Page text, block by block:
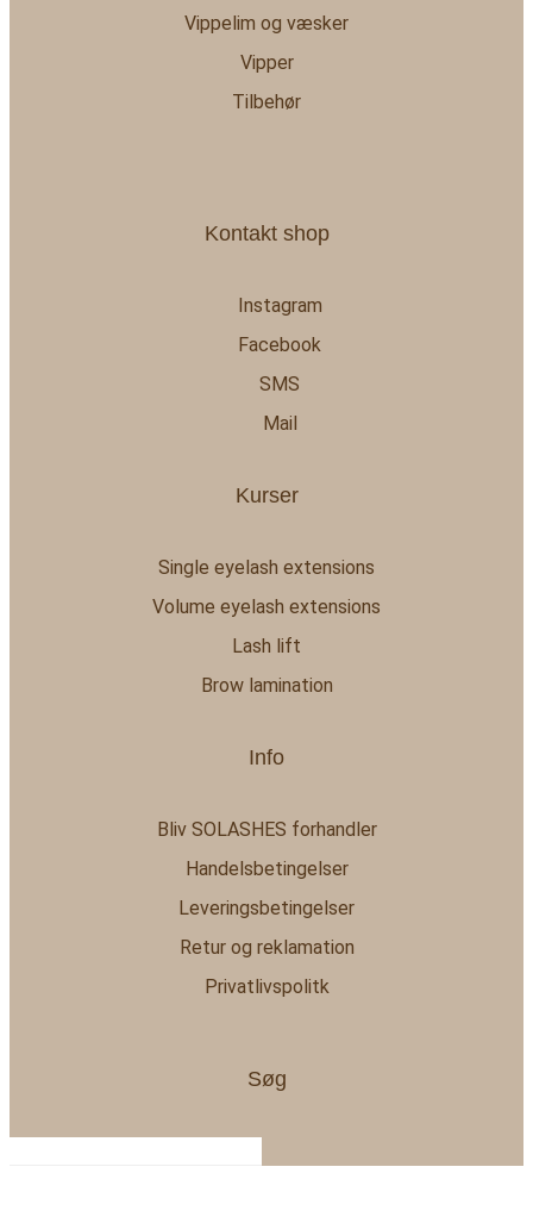
Vippelim og væsker
Vipper
Tilbehør
Kontakt shop
Instagram
Facebook
SMS
Mail
Kurser
Single eyelash extensions
Volume eyelash extensions
Lash lift
Brow lamination
Info
Bliv SOLASHES forhandler
Handelsbetingelser
Leveringsbetingelser
Retur og reklamation
Privatlivspolitk
Søg